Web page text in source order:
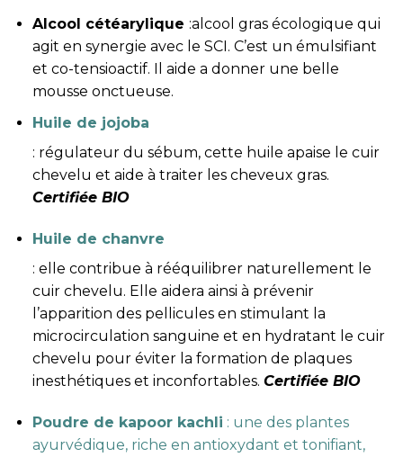
Alcool cétéarylique :alcool gras écologique qui
agit en synergie avec le SCI. C’est un émulsifiant
et co-tensioactif. Il aide a donner une belle
mousse onctueuse.
Huile de jojoba
: régulateur du sébum, cette huile apaise le cuir
chevelu et aide à traiter les cheveux gras.
Certifiée BIO
Huile de chanvre
: elle contribue à rééquilibrer naturellement le
cuir chevelu. Elle aidera ainsi à prévenir
l’apparition des pellicules en stimulant la
microcirculation sanguine et en hydratant le cuir
chevelu pour éviter la formation de plaques
inesthétiques et inconfortables. Certifiée BIO
Poudre de kapoor kachli : une des plantes
ayurvédique, riche en antioxydant et tonifiant,